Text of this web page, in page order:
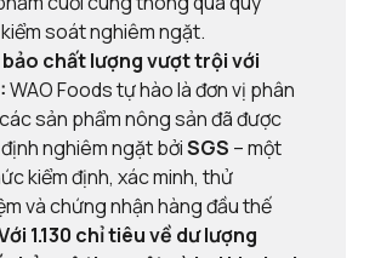
soát nghiêm ngặt.
chất lượng vượt trội với
WAO Foods tự hào là đơn vị phân
sản phẩm nông sản đã được
nghiêm ngặt bởiSGS – một
kiểm định, xác minh, thử
và chứng nhận hàng đầu thế
1.130 chỉ tiêu về dư lượng